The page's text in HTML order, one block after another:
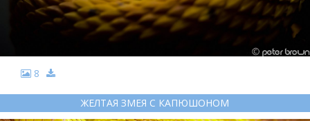
8
ЖЕЛТАЯ ЗМЕЯ С КАПЮШОНОМ